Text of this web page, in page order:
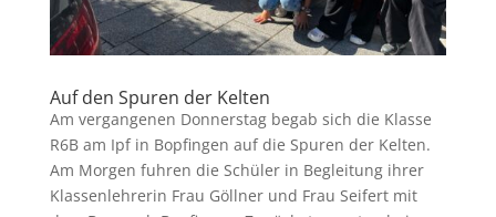
Auf den Spuren der Kelten
Am vergangenen Donnerstag begab sich die Klasse
R6B am Ipf in Bopfingen auf die Spuren der Kelten.
Am Morgen fuhren die Schüler in Begleitung ihrer
Klassenlehrerin Frau Göllner und Frau Seifert mit